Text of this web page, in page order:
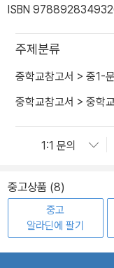
ISBN
주제분류
중학교참고서 > 중1-
중학교참고서 > 중학
중고상품 (8)
중고
알라딘에 팔기